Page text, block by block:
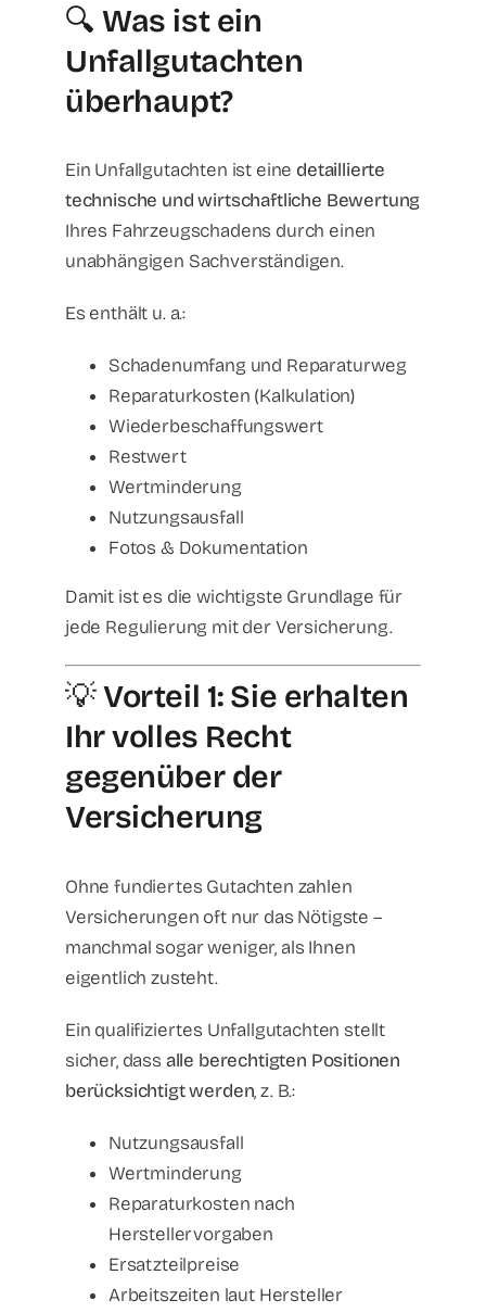
🔍 Was ist ein
Unfallgutachten
überhaupt?
Ein Unfallgutachten ist eine detaillierte
technische und wirtschaftliche Bewertung
Ihres Fahrzeugschadens durch einen
unabhängigen Sachverständigen.
Es enthält u. a.:
Schadenumfang und Reparaturweg
Reparaturkosten (Kalkulation)
Wiederbeschaffungswert
Restwert
Wertminderung
Nutzungsausfall
Fotos & Dokumentation
Damit ist es die wichtigste Grundlage für
jede Regulierung mit der Versicherung.
💡Vorteil 1: Sie erhalten
Ihr volles Recht
gegenüber der
Versicherung
Ohne fundiertes Gutachten zahlen
Versicherungen oft nur das Nötigste –
manchmal sogar weniger, als Ihnen
eigentlich zusteht.
Ein qualifiziertes Unfallgutachten stellt
sicher, dass alle berechtigten Positionen
berücksichtigt werden, z. B.:
Nutzungsausfall
Wertminderung
Reparaturkosten nach
Herstellervorgaben
Ersatzteilpreise
Arbeitszeiten laut Hersteller